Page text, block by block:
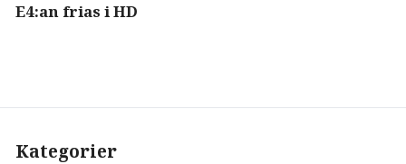
E4:an frias i HD
Kategorier